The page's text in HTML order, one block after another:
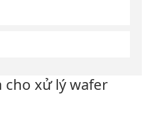
cho xử lý wafer